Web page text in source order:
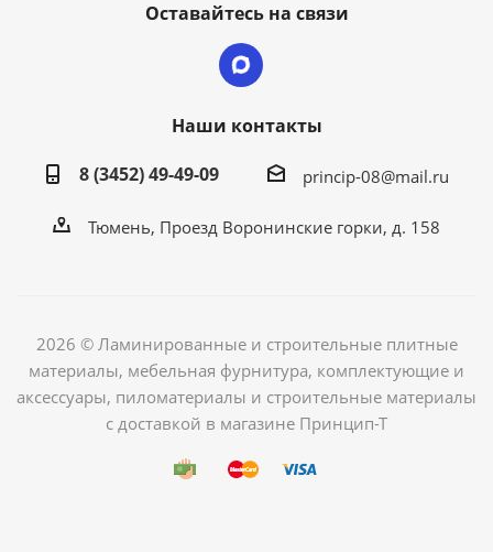
Оставайтесь на связи
Наши контакты
8 (3452) 49-49-09
princip-08@mail.ru
Тюмень, Проезд Воронинские горки, д. 158
2026 © Ламинированные и строительные плитные
материалы, мебельная фурнитура, комплектующие и
аксессуары, пиломатериалы и строительные материалы
с доставкой в магазине Принцип-Т